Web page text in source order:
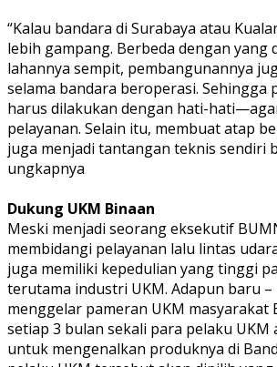
“Kalau bandara di Surabaya atau
lebih gampang. Berbeda dengan yang
lahannya sempit, pembangunannya
selama bandara beroperasi. Sehingga
harus dilakukan dengan hati-
pelayanan. Selain itu, membuat atap
juga menjadi tantangan teknis sendiri
ungkapnya
Dukung UKM Binaan
Meski menjadi seorang eksekutif
membidangi pelayanan lalu lintas
juga memiliki kepedulian yang tinggi
terutama industri UKM. Adapun baru
menggelar pameran UKM masyarakat
setiap 3 bulan sekali para pelaku
untuk mengenalkan produknya di